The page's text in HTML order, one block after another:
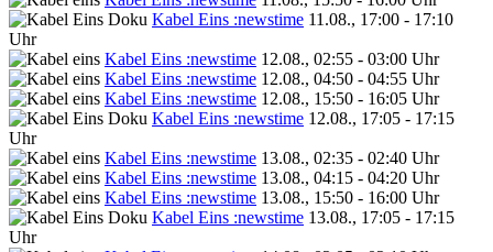
Kabel Eins :newstime 11.08., 17:00 - 17:10
Uhr
Kabel Eins :newstime 12.08., 02:55 - 03:00 Uhr
Kabel Eins :newstime 12.08., 04:50 - 04:55 Uhr
Kabel Eins :newstime 12.08., 15:50 - 16:05 Uhr
Kabel Eins :newstime 12.08., 17:05 - 17:15
Uhr
Kabel Eins :newstime 13.08., 02:35 - 02:40 Uhr
Kabel Eins :newstime 13.08., 04:15 - 04:20 Uhr
Kabel Eins :newstime 13.08., 15:50 - 16:00 Uhr
Kabel Eins :newstime 13.08., 17:05 - 17:15
Uhr